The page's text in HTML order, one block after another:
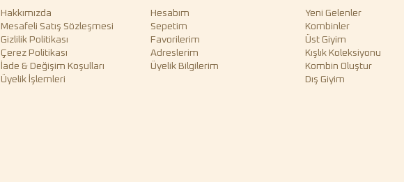
Hakkımızda
Mesafeli Satış Sözleşmesi
Gizlilik Politikası
Çerez Politikası
İade & Değişim Koşulları
Üyelik İşlemleri
Hesabım
Sepetim
Favorilerim
Adreslerim
Üyelik Bilgilerim
Yeni Gelenler
Kombinler
Üst Giyim
Kışlık Koleksiyonu
Kombin Oluştur
Dış Giyim